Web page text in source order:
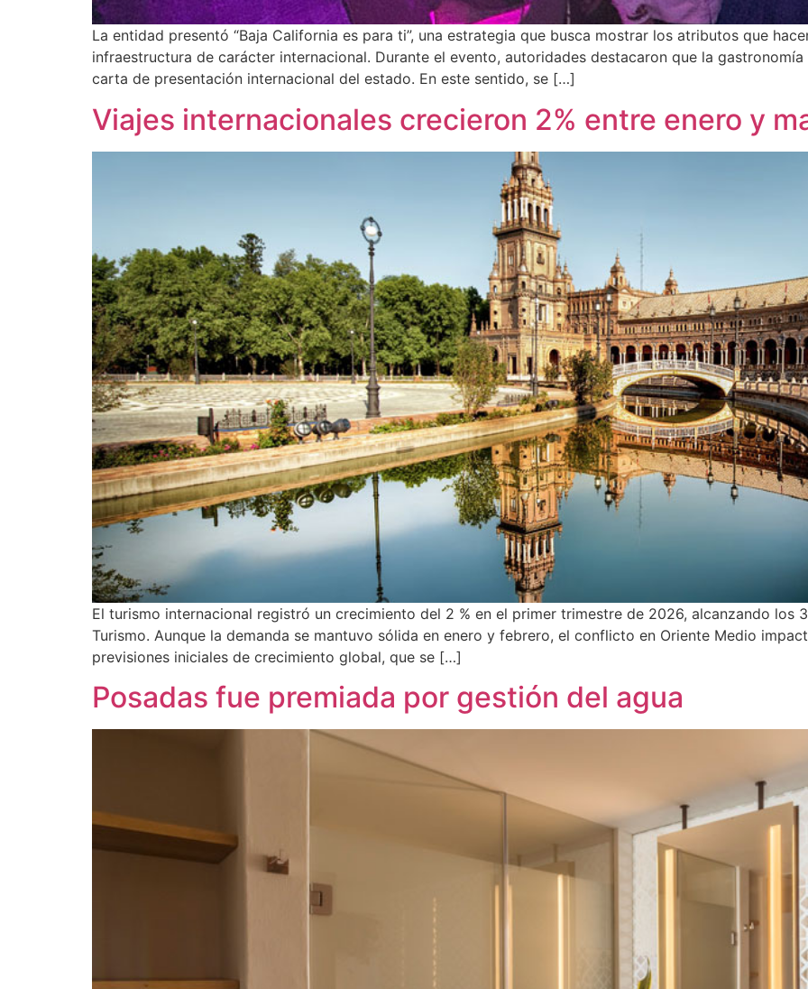
La entidad presentó “Baja California es para ti”, una estrategia que busca mostrar los atributos que
infraestructura de carácter internacional. Durante el evento, autoridades destacaron que la
carta de presentación internacional del estado. En este sentido, se […]
Viajes internacionales crecieron 2% entre enero y
El turismo internacional registró un crecimiento del 2 % en el primer trimestre de 2026, alcanzando los
Turismo. Aunque la demanda se mantuvo sólida en enero y febrero, el conflicto en Oriente Medio
previsiones iniciales de crecimiento global, que se […]
Posadas fue premiada por gestión del agua